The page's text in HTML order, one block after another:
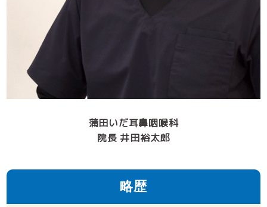
蒲田いだ耳鼻咽喉科
院長 井田裕太郎
略歴